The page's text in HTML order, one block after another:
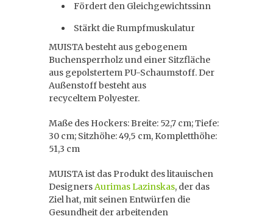
Fördert den Gleichgewichtssinn
Stärkt die Rumpfmuskulatur
MUISTA besteht aus gebogenem
Buchensperrholz und einer Sitzfläche
aus gepolstertem PU-Schaumstoff. Der
Außenstoff besteht aus
recyceltem Polyester.
Maße des Hockers: Breite: 52,7 cm; Tiefe:
30 cm; Sitzhöhe: 49,5 cm, Kompletthöhe:
51,3 cm
MUISTA ist das Produkt des litauischen
DesignersAurimas Lazinskas, der das
Ziel hat, mit seinen Entwürfen die
Gesundheit der arbeitenden